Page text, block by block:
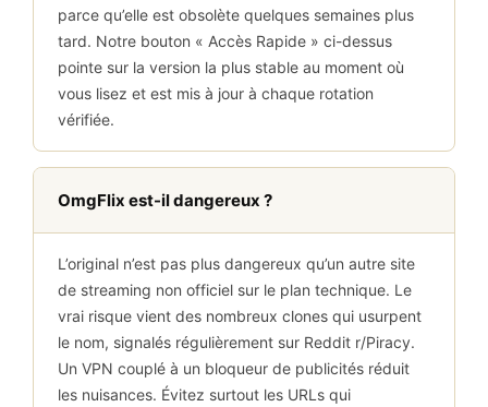
parce qu’elle est obsolète quelques semaines plus
tard. Notre bouton « Accès Rapide » ci-dessus
pointe sur la version la plus stable au moment où
vous lisez et est mis à jour à chaque rotation
vérifiée.
OmgFlix est-il dangereux ?
L’original n’est pas plus dangereux qu’un autre site
de streaming non officiel sur le plan technique. Le
vrai risque vient des nombreux clones qui usurpent
le nom, signalés régulièrement sur Reddit r/Piracy.
Un VPN couplé à un bloqueur de publicités réduit
les nuisances. Évitez surtout les URLs qui